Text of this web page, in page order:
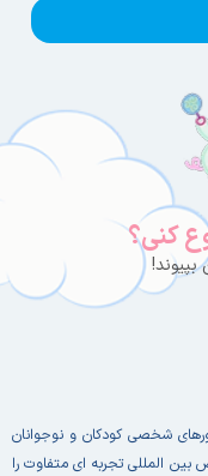
کنی؟
شخصی کودکان و نوجوانان
بین المللی تجربه ای متفاوت را